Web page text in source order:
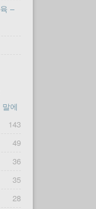
–
에
143
49
36
35
28